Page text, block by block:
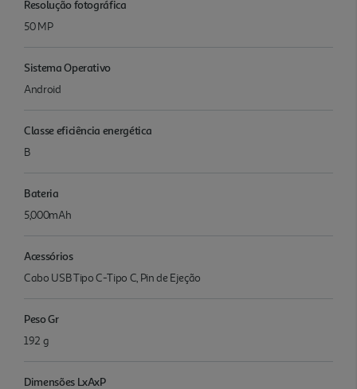
Resolução fotográfica
50 MP
Sistema Operativo
Android
Classe eficiência energética
B
Bateria
5,000mAh
Acessórios
Cabo USB Tipo C-Tipo C, Pin de Ejeção
Peso Gr
192 g
Dimensões LxAxP